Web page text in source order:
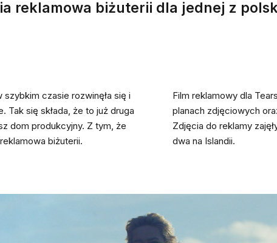
reklamowa biżuterii dla jednej z
czasie rozwinęła się i
Tak się składa, że to już druga
dom produkcyjny. Z tym, że
biżuterii.
Film reklamowy dla
planach zdjęciowych
Zdjęcia do reklamy
dwa na Islandii.